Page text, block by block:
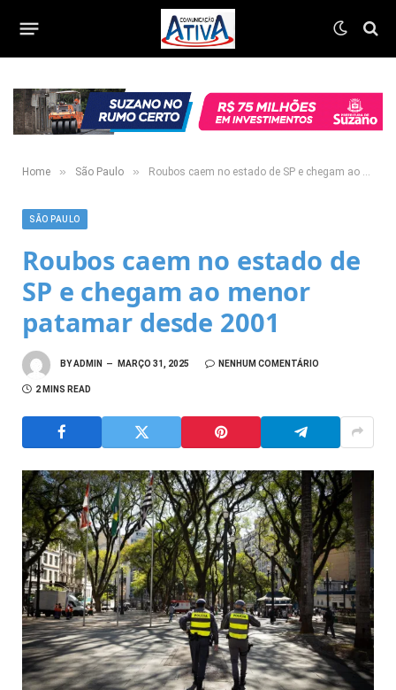
Home » São Paulo » Roubos caem no estado de SP e chegam ao menor patamar desde 2001
SÃO PAULO
Roubos caem no estado de
SP e chegam ao menor
patamar desde 2001
BYADMIN MARÇO 31, 2025 NENHUM COMENTÁRIO
2 MINS READ